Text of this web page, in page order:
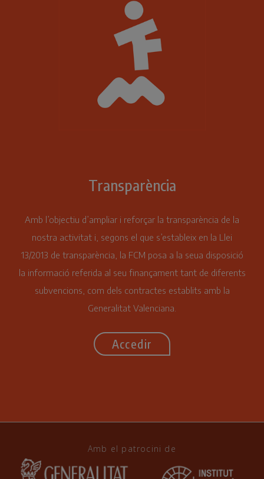
Transparència
Amb l’objectiu d’ampliar i reforçar la transparència de la
nostra activitat i, segons el que s’estableix en la Llei
13/2013 de transparència, la FCM posa a la seua disposició
la informació referida al seu finançament tant de diferents
subvencions, com dels contractes establits amb la
Generalitat Valenciana.
Accedir
Amb el patrocini de